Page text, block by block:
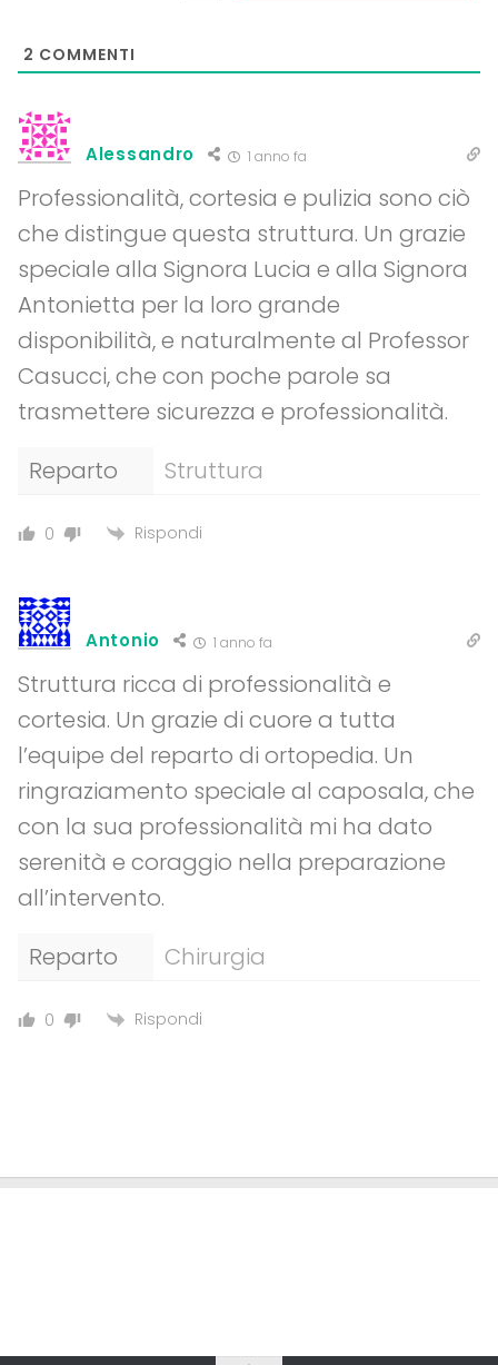
2 COMMENTI
Alessandro 1 anno fa
Professionalità, cortesia e pulizia sono ciò
che distingue questa struttura. Un grazie
speciale alla Signora Lucia e alla Signora
Antonietta per la loro grande
disponibilità, e naturalmente al Professor
Casucci, che con poche parole sa
trasmettere sicurezza e professionalità.
Reparto
Struttura
0 Rispondi
Antonio 1 anno fa
Struttura ricca di professionalità e
cortesia. Un grazie di cuore a tutta
l’equipe del reparto di ortopedia. Un
ringraziamento speciale al caposala, che
con la sua professionalità mi ha dato
serenità e coraggio nella preparazione
all’intervento.
Reparto
Chirurgia
0 Rispondi